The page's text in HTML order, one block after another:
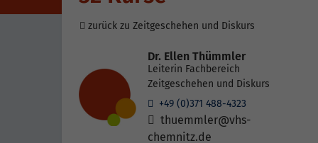
zurück zu Zeitgeschehen und Diskurs
Dr. Ellen Thümmler
Leiterin Fachbereich
Zeitgeschehen und Diskurs
+49 (0)371 488-4323
thuemmler@vhs-
chemnitz.de